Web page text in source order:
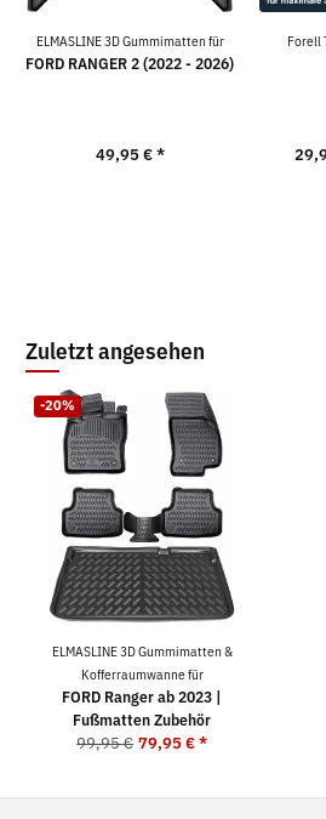
ELMASLINE 3D Gummimatten für
FORD RANGER 2 (2022 - 2026)
49,95 €*
Forell
Zuletzt angesehen
-20%
ELMASLINE 3D Gummimatten &
Kofferraumwanne für
FORD Ranger ab 2023 |
Fußmatten Zubehör
99,95 € 79,95 €*